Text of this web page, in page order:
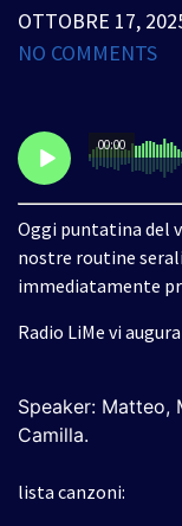
OTTOBRE 17,
NO COMMENTS
00:00
Oggi puntatina del
nostre routine
immediatamente
Radio LiMe vi
Speaker: Matteo,
Camilla.
lista canzoni: